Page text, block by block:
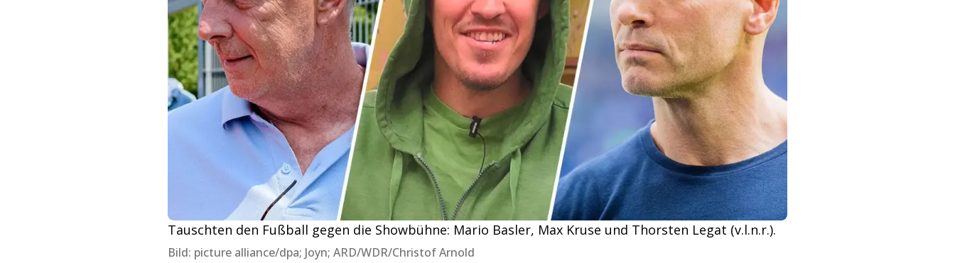
Tauschten den Fußball gegen die Showbühne: Mario Basler, Max Kruse und Thorsten Legat (v.l.n.r.).
Bild: picture alliance/dpa; Joyn; ARD/WDR/Christof Arnold